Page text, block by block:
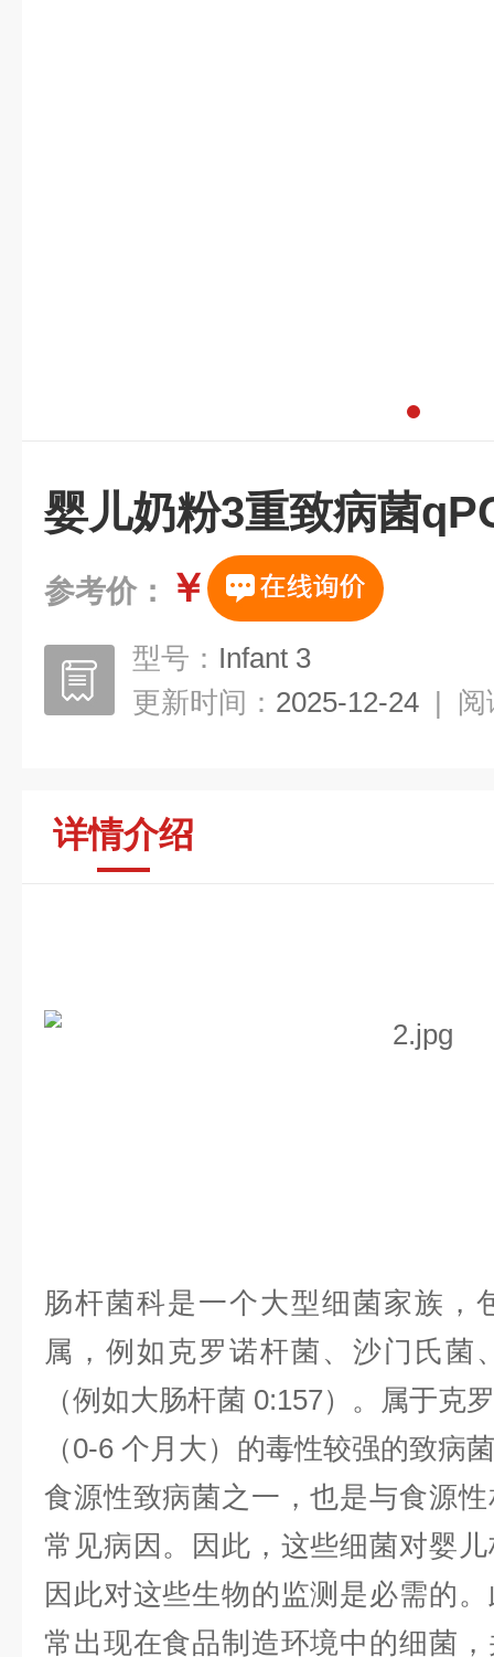
婴儿奶粉3重致病菌
参考价： ￥
型号： Infant 3
更新时间： 2025-12-24 | 阅
详情介绍
肠杆菌科是一个大型细菌家族，
属，例如克罗诺杆菌、沙门氏菌
（例如大肠杆菌 0:157）。属于克
（0-6个月大）的毒性较强的致病
食源性致病菌之一，也是与食源
常见病因。因此，这些细菌对婴
因此对这些生物的监测是必需的
常出现在食品制造环境中的细菌